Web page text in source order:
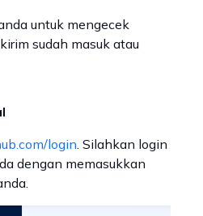
untuk mengecek
sudah masuk atau
login. Silahkan login
dengan memasukkan